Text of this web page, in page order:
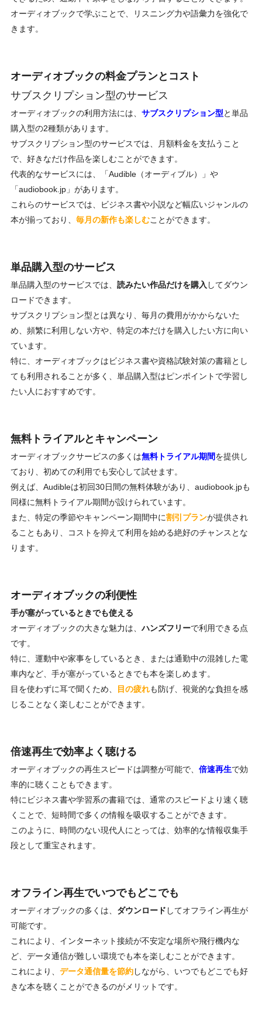
オーディオブックで学ぶことで、リスニング力や語彙力を強化で
きます。
オーディオブックの料金プランとコスト
サブスクリプション型のサービス
オーディオブックの利用方法には、 サブスクリプション型と単品
購入型の2種類があります。
サブスクリプション型のサービスでは、月額料金を支払うこと
で、好きなだけ作品を楽しむことができます。
代表的なサービスには、「Audible（オーディブル）」や
「audiobook.jp」があります。
これらのサービスでは、ビジネス書や小説など幅広いジャンルの
本が揃っており、 毎月の新作も楽しむことができます。
単品購入型のサービス
単品購入型のサービスでは、 読みたい作品だけを購入 してダウン
ロードできます。
サブスクリプション型とは異なり、毎月の費用がかからないた
め、頻繁に利用しない方や、特定の本だけを購入したい方に向い
ています。
特に、オーディオブックはビジネス書や資格試験対策の書籍とし
ても利用されることが多く、単品購入型はピンポイントで学習し
たい人におすすめです。
無料トライアルとキャンペーン
オーディオブックサービスの多くは無料トライアル期間を提供し
ており、初めての利用でも安心して試せます。
例えば、Audibleは初回30日間の無料体験があり、 audiobook.jpも
同様に無料トライアル期間が設けられています。
また、特定の季節やキャンペーン期間中に割引プランが提供され
ることもあり、コストを抑えて利用を始める絶好のチャンスとな
ります。
オーディオブックの利便性
手が塞がっているときでも使える
オーディオブックの大きな魅力は、ハンズフリーで利用できる点
です。
特に、運動中や家事をしているとき、または通勤中の混雑した電
車内など、手が塞がっているときでも本を楽しめます。
目を使わずに耳で聞くため、
目の疲れも防げ、視覚的な負担を感
じることなく楽しむことができます。
倍速再生で効率よく聴ける
オーディオブックの再生スピードは調整が可能で、 倍速再生で効
率的に聴くこともできます。
特にビジネス書や学習系の書籍では、通常のスピードより速く聴
くことで、短時間で多くの情報を吸収することができます。
このように、時間のない現代人にとっては、効率的な情報収集手
段として重宝されます。
オフライン再生でいつでもどこでも
オーディオブックの多くは、 ダウンロード してオフライン再生が
可能です。
これにより、インターネット接続が不安定な場所や飛行機内な
ど、データ通信が難しい環境でも本を楽しむことができます。
これにより、 データ通信量を節約しながら、いつでもどこでも好
きな本を聴くことができるのがメリットです。